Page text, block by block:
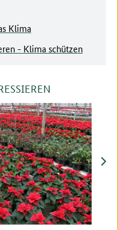
Klima
- Klima schützen
vor